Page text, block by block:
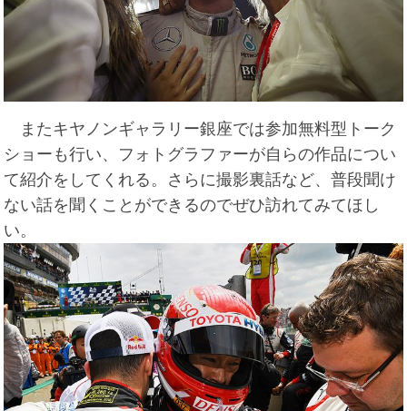
またキヤノンギャラリー銀座では参加無料型トーク
ショーも行い、フォトグラファーが自らの作品につい
て紹介をしてくれる。さらに撮影裏話など、普段聞け
ない話を聞くことができるのでぜひ訪れてみてほし
い。